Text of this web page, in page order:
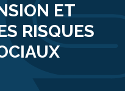
ET
RISQUES